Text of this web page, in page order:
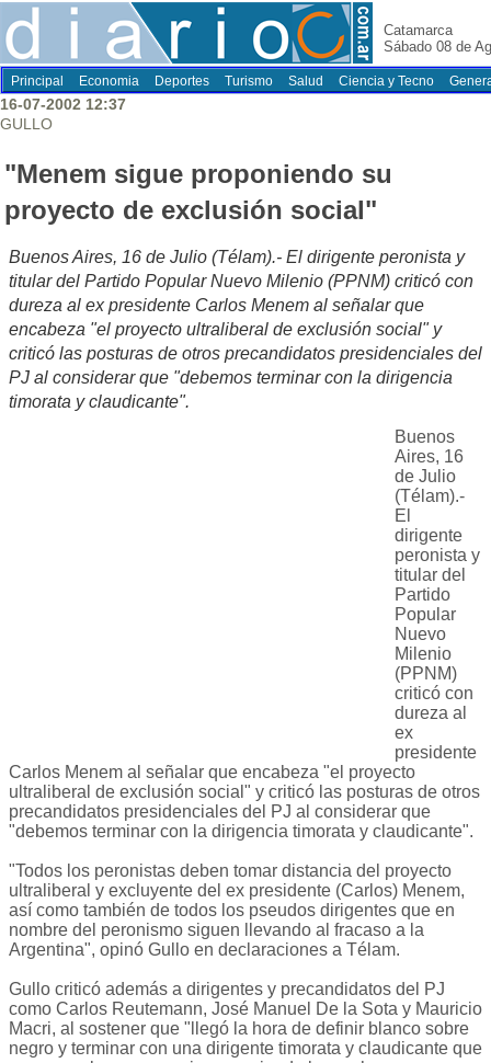
Catamarca
Sábado 08 de
Principal Economia Deportes Turismo Salud Ciencia y Tecno
16-07-2002 12:37
GULLO
"Menem sigue proponiendo su
proyecto de exclusión social"
Buenos Aires, 16 de Julio (Télam).- El dirigente peronista y
titular del Partido Popular Nuevo Milenio (PPNM) criticó con
dureza al ex presidente Carlos Menem al señalar que
encabeza "el proyecto ultraliberal de exclusión social" y
criticó las posturas de otros precandidatos presidenciales del
PJ al considerar que "debemos terminar con la dirigencia
timorata y claudicante".
Buenos
Aires, 16
de Julio
(Télam).-
El
dirigente
peronista y
titular del
Partido
Popular
Nuevo
Milenio
(PPNM)
criticó con
dureza al
ex
presidente
Carlos Menem al señalar que encabeza "el proyecto
ultraliberal de exclusión social" y criticó las posturas de otros
precandidatos presidenciales del PJ al considerar que
"debemos terminar con la dirigencia timorata y claudicante".
"Todos los peronistas deben tomar distancia del proyecto
ultraliberal y excluyente del ex presidente (Carlos) Menem,
así como también de todos los pseudos dirigentes que en
nombre del peronismo siguen llevando al fracaso a la
Argentina", opinó Gullo en declaraciones a Télam.
Gullo criticó además a dirigentes y precandidatos del PJ
como Carlos Reutemann, José Manuel De la Sota y Mauricio
Macri, al sostener que "llegó la hora de definir blanco sobre
negro y terminar con una dirigente timorata y claudicante que